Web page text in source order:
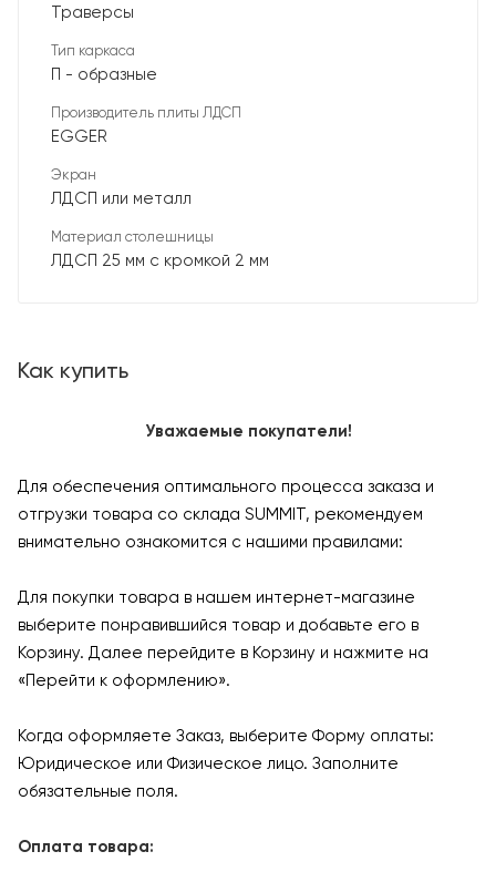
Траверсы
Тип каркаса
П - образные
Производитель плиты ЛДСП
EGGER
Экран
ЛДСП или металл
Материал столешницы
ЛДСП 25 мм с кромкой 2 мм
Как купить
Уважаемые покупатели!
Для обеспечения оптимального процесса заказа и
отгрузки товара со склада SUMMIT, рекомендуем
внимательно ознакомится с нашими правилами:
Для покупки товара в нашем интернет-магазине
выберите понравившийся товар и добавьте его в
Корзину. Далее перейдите в Корзину и нажмите на
«Перейти к оформлению».
Когда оформляете Заказ, выберите Форму оплаты:
Юридическое или Физическое лицо. Заполните
обязательные поля.
Оплата товара: